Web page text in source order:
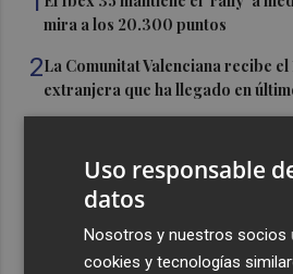
mira a los 20.300 puntos
2La Comunitat Valenciana recibe
extranjera que ha llegado en
pasajeros de su historia
explotación del balneario de
Uso responsable
datos
Nosotros y nuestros socios
cookies y tecnologías